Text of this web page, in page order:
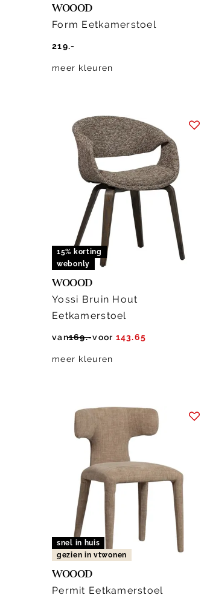
WOOOD
Form Eetkamerstoel
219.-
meer kleuren
15% korting
webonly
WOOOD
Yossi Bruin Hout
Eetkamerstoel
van169.-voor 143.65
meer kleuren
snel in huis
gezien in vtwonen
WOOOD
Permit Eetkamerstoel